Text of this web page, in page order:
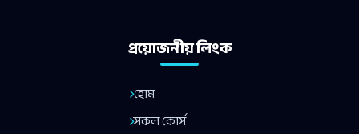
প্রয়োজনীয় লিংক
হোম
সকল কোর্স